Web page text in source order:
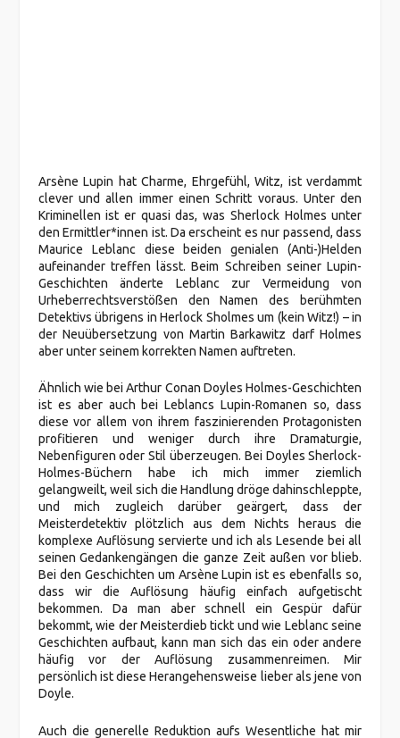
Arsène Lupin hat Charme, Ehrgefühl, Witz, ist verdammt
clever und allen immer einen Schritt voraus. Unter den
Kriminellen ist er quasi das, was Sherlock Holmes unter
den Ermittler*innen ist. Da erscheint es nur passend, dass
Maurice Leblanc diese beiden genialen (Anti-)Helden
aufeinander treffen lässt. Beim Schreiben seiner Lupin-
Geschichten änderte Leblanc zur Vermeidung von
Urheberrechtsverstößen den Namen des berühmten
Detektivs übrigens in Herlock Sholmes um (kein Witz!) – in
der Neuübersetzung von Martin Barkawitz darf Holmes
aber unter seinem korrekten Namen auftreten.
Ähnlich wie bei Arthur Conan Doyles Holmes-Geschichten
ist es aber auch bei Leblancs Lupin-Romanen so, dass
diese vor allem von ihrem faszinierenden Protagonisten
profitieren und weniger durch ihre Dramaturgie,
Nebenfiguren oder Stil überzeugen. Bei Doyles Sherlock-
Holmes-Büchern habe ich mich immer ziemlich
gelangweilt, weil sich die Handlung dröge dahinschleppte,
und mich zugleich darüber geärgert, dass der
Meisterdetektiv plötzlich aus dem Nichts heraus die
komplexe Auflösung servierte und ich als Lesende bei all
seinen Gedankengängen die ganze Zeit außen vor blieb.
Bei den Geschichten um Arsène Lupin ist es ebenfalls so,
dass wir die Auflösung häufig einfach aufgetischt
bekommen. Da man aber schnell ein Gespür dafür
bekommt, wie der Meisterdieb tickt und wie Leblanc seine
Geschichten aufbaut, kann man sich das ein oder andere
häufig vor der Auflösung zusammenreimen. Mir
persönlich ist diese Herangehensweise lieber als jene von
Doyle.
Auch die generelle Reduktion aufs Wesentliche hat mir